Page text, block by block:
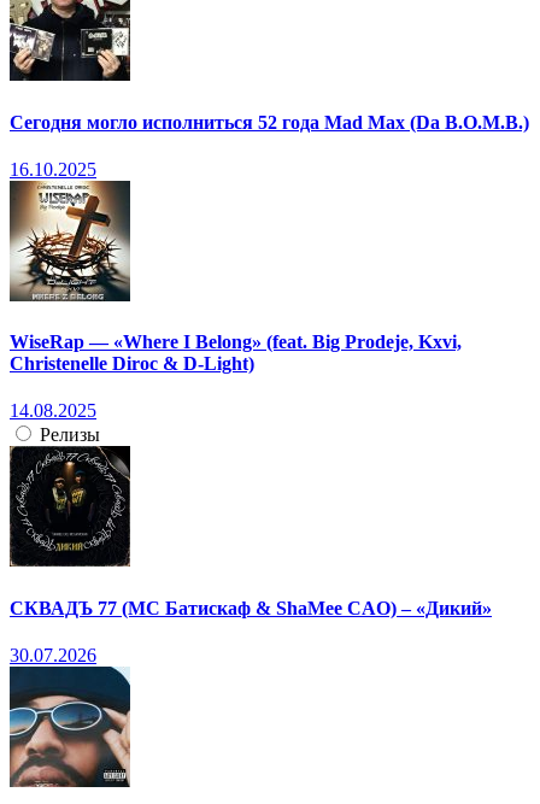
Сегодня могло исполниться 52 года Mad Max (Da B.O.M.B.)
16.10.2025
WiseRap — «Where I Belong» (feat. Big Prodeje, Kxvi,
Christenelle Diroc & D-Light)
14.08.2025
Релизы
СКВАДЪ 77 (МС Батискаф & ShaMee CAO) – «Дикий»
30.07.2026